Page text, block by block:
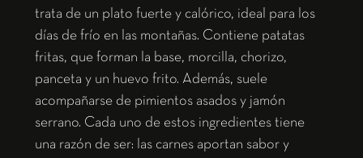
trata de un plato fuerte y calórico, ideal para los
días de frío en las montañas. Contiene patatas
fritas, que forman la base, morcilla, chorizo,
panceta y un huevo frito. Además, suele
acompañarse de pimientos asados y jamón
serrano. Cada uno de estos ingredientes tiene
una razón de ser: las carnes aportan sabor y